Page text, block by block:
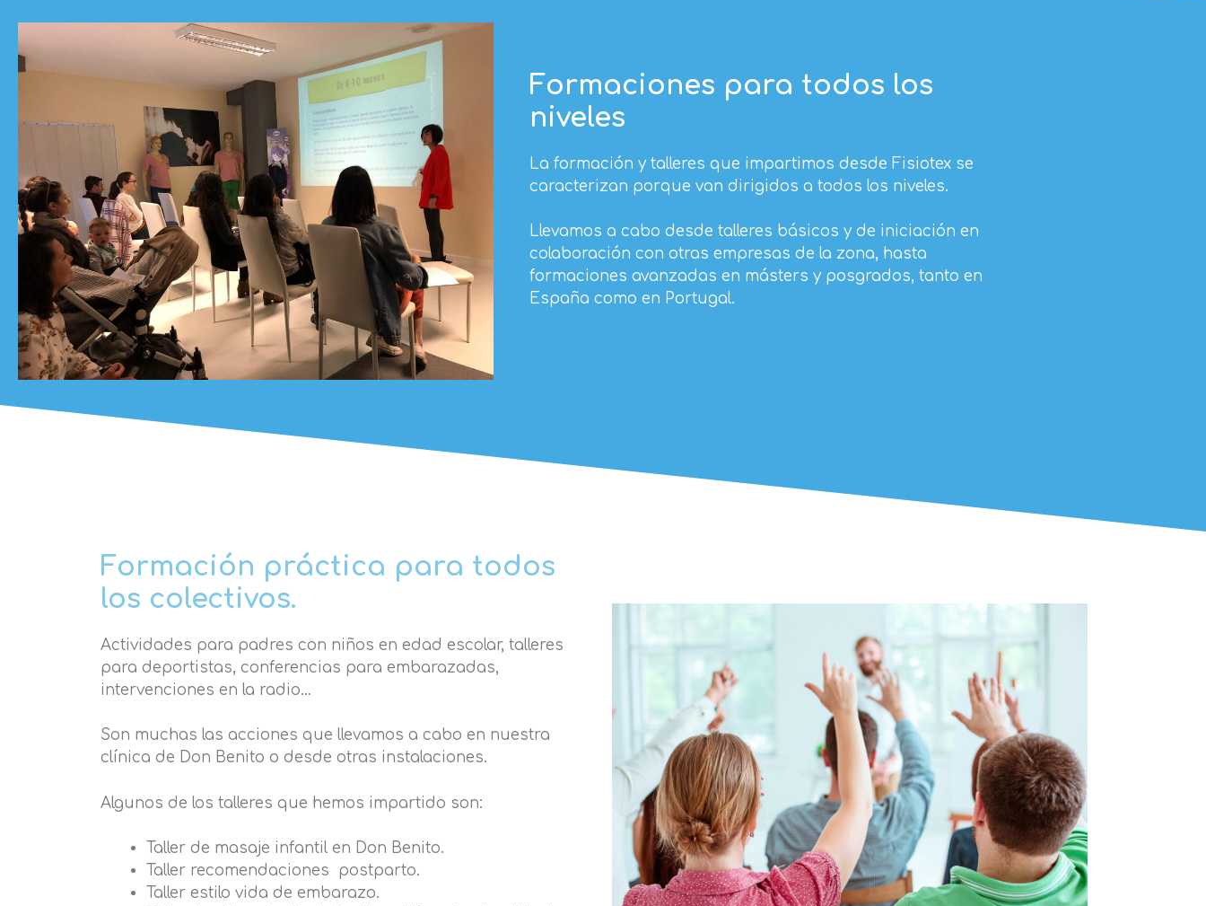
Formaciones para todos los
niveles
La formación y talleres que impartimos desde Fisiotex se
caracterizan porque van dirigidos a todos los niveles.
Llevamos a cabo desde talleres básicos y de iniciación en
colaboración con otras empresas de la zona, hasta
formaciones avanzadas en másters y posgrados, tanto en
España como en Portugal.
Formación práctica para todos
los colectivos.
Actividades para padres con niños en edad escolar, talleres
para deportistas, conferencias para embarazadas,
intervenciones en la radio…
Son muchas las acciones que llevamos a cabo en nuestra
clínica de Don Benito o desde otras instalaciones.
Algunos de los talleres que hemos impartido son:
Taller de masaje infantil en Don Benito.
Taller recomendaciones postparto.
Taller estilo vida de embarazo.